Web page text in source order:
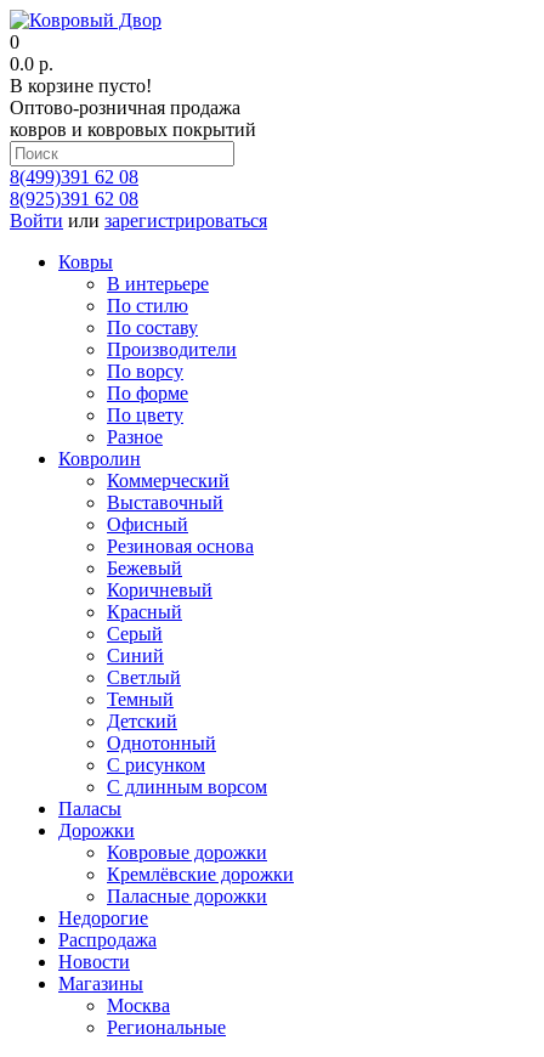
0
0.0 р.
В корзине пусто!
Оптово-розничная продажа
ковров и ковровых покрытий
8(499)391 62 08
8(925)391 62 08
Войти или зарегистрироваться
Ковры
В интерьере
По стилю
По составу
Производители
По ворсу
По форме
По цвету
Разное
Ковролин
Коммерческий
Выставочный
Офисный
Резиновая основа
Бежевый
Коричневый
Красный
Серый
Синий
Светлый
Темный
Детский
Однотонный
С рисунком
С длинным ворсом
Паласы
Дорожки
Ковровые дорожки
Кремлёвские дорожки
Паласные дорожки
Недорогие
Распродажа
Новости
Магазины
Москва
Региональные